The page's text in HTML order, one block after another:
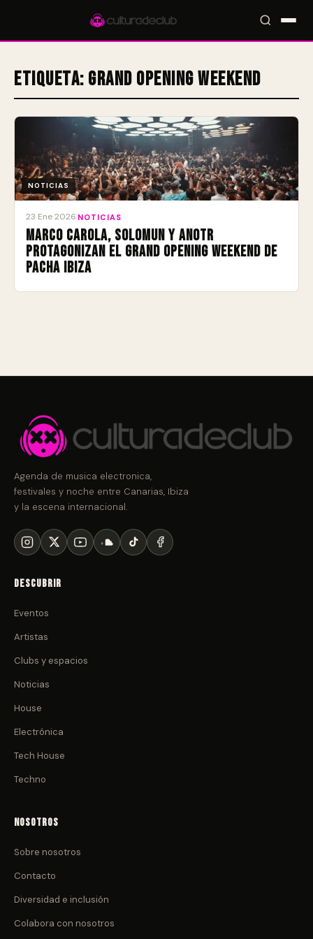
Accesos rápidos:🎪 Eventos🎤 Artistas📍 Locales📰 Radar
Etiqueta: Grand Opening Weekend
NOTICIAS
23 Ene 2026 NOTICIAS
Marco Carola, Solomun y ANOTR
protagonizan el Grand Opening Weekend de
Pacha Ibiza
Agenda de musica electronica,
festivales y noche entre Canarias, Ibiza
y la escena internacional.
Descubrir
Eventos
Artistas
Clubs y espacios
Noticias
House
Electrónica
Tech House
Techno
Nosotros
Sobre nosotros
Contacto
Diversidad e inclusión
Colabora con nosotros